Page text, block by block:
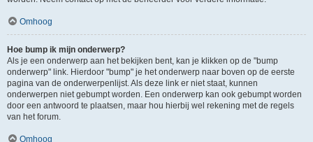
Omhoog
Hoe bump ik mijn onderwerp?
Als je een onderwerp aan het bekijken bent, kan je klikken op de "bump
onderwerp" link. Hierdoor "bump" je het onderwerp naar boven op de eerste
pagina van de onderwerpenlijst. Als deze link er niet staat, kunnen
onderwerpen niet gebumpt worden. Een onderwerp kan ook gebumpt worden
door een antwoord te plaatsen, maar hou hierbij wel rekening met de regels
van het forum.
Omhoog